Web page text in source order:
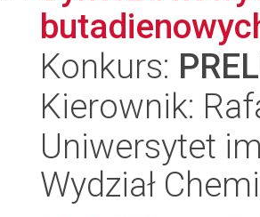
Konkurs:
Kierownik:
Uniwersytet
Wydział